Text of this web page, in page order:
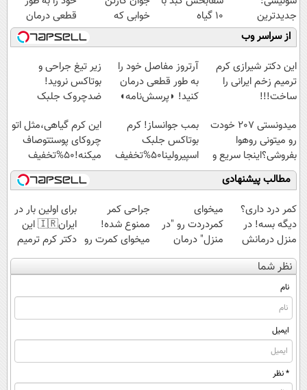
جدیدترین
فناوری اروپا،
سبک و مقاوم |
پرداخت قسطی
10 گیاه
موثر(تخفیف تا
امشب)
خوابی که
میلیاردر شد.
آموزش رایگان
قطعی درمان
کنید!
◗پرسش‌نامه◖
از سراسر وب
این دکتر شیرازی کرم
ترمیم زخم ایرانی را
ساخت!!!
آرتروز مفاصل خود را
به طور قطعی درمان
کنید! ◗پرسش‌نامه◖
زیر تیغ جراحی و
بوتاکس نروید!
ضدچروک جلبک
میدونستی 207 خودت
رو میتونی روهوا
بفروشی؟اینجا سریع و
راحت بفروش
بمب جوانساز! کرم
بوتاکس جلبک
اسپیرولینا50%تخفیف
این کرم گیاهی،مثل اتو
چروکای پوستتوصاف
میکنه!50%تخفیف
مطالب پیشنهادی
کمر درد داری؟
دیگه بسه! در
منزل درمانش
کن
(◀پرسش‌نامه)
میخوای
کمردردت رو "در
منزل" درمان
کنی؟ (◂فیلم +
◂پرسش‌نامه)
جراحی کمر
ممنوع شده!
میخوای کمرت رو
در منزل درمان
کنی؟
برای اولین بار در
ایران🇮🇷 این
دکتر کرم ترمیم
کننده 23 روزه
ساخت!
نظر شما
نام
ایمیل
* نظر